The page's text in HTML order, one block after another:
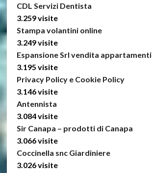
CDL Servizi Dentista
3.259 visite
Stampa volantini online
3.249 visite
Espansione Srl vendita appartamenti
3.195 visite
Privacy Policy e Cookie Policy
3.146 visite
Antennista
3.084 visite
Sir Canapa – prodotti di Canapa
3.066 visite
Coccinella snc Giardiniere
3.026 visite